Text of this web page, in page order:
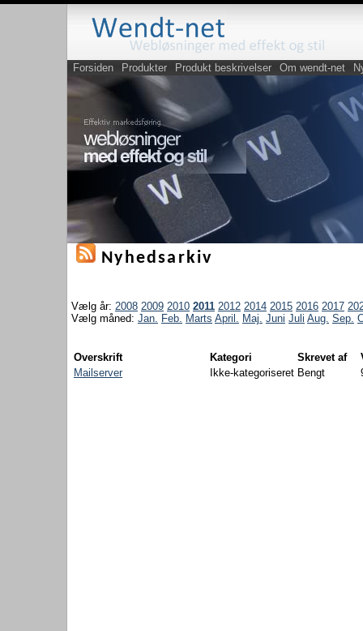
Forsiden Produkter Produkt beskrivelser Om wendt-net
Nyhedsarkiv
Vælg år: 2008 2009 2010 2011 2012 2014 2015 2016 2017
Vælg måned: Jan. Feb. Marts April. Maj. Juni Juli Aug. Sep.
Overskrift Kategori Skrevet af
Mailserver
Ikke-kategoriseret Bengt